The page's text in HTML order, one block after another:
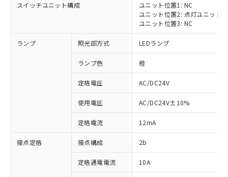
スイッチユニット構成
ユニット位置1: NC
ユニット位置2: 点灯ユニット
ユニット位置3: NC
ランプ 照光部方式 LEDランプ
ランプ色 橙
定格電圧 AC/DC24V
使用電圧 AC/DC24V±10%
定格電流 12mA
接点定格 接点構成 2b
定格通電電流 10A
ご利用条件
※1 対応状況
対応済み：EU RoHS指令（10物質）の
非含有に対応した製品が提供可能な商品で
す。
対応予定：EU RoHS指令（10物質）の非含
有に対応した製品に切り替える予定のある